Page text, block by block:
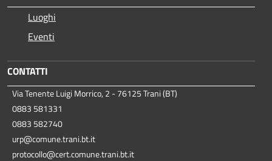
Luoghi
Eventi
CONTATTI
Via Tenente Luigi Morrico, 2 - 76125 Trani (BT)
0883 581331
0883 582740
urp@comune.trani.bt.it
protocollo@cert.comune.trani.bt.it